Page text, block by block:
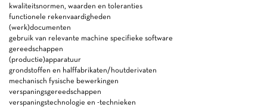
kwaliteitsnormen, waarden en toleranties
functionele rekenvaardigheden
(werk)documenten
gebruik van relevante machine specifieke software
gereedschappen
(productie)apparatuur
grondstoffen en halffabrikaten/houtderivaten
mechanisch fysische bewerkingen
verspaningsgereedschappen
verspaningstechnologie en -technieken